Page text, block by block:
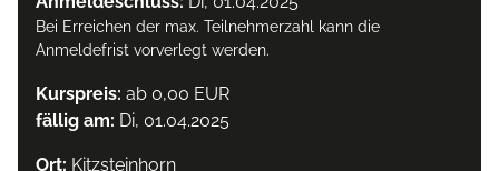
Bei Erreichen der max. Teilnehmerzahl kann die
Anmeldefrist vorverlegt werden.
Kurspreis: ab 0,00 EUR
fällig am: Di, 01.04.2025
Ort: Kitzsteinhorn